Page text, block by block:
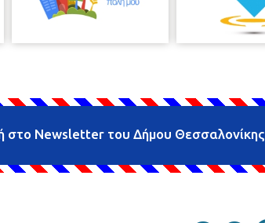
στο Newsletter του Δήμου Θεσσαλονίκης